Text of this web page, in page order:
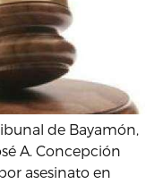
de Bayamón,
A. Concepción
asesinato en